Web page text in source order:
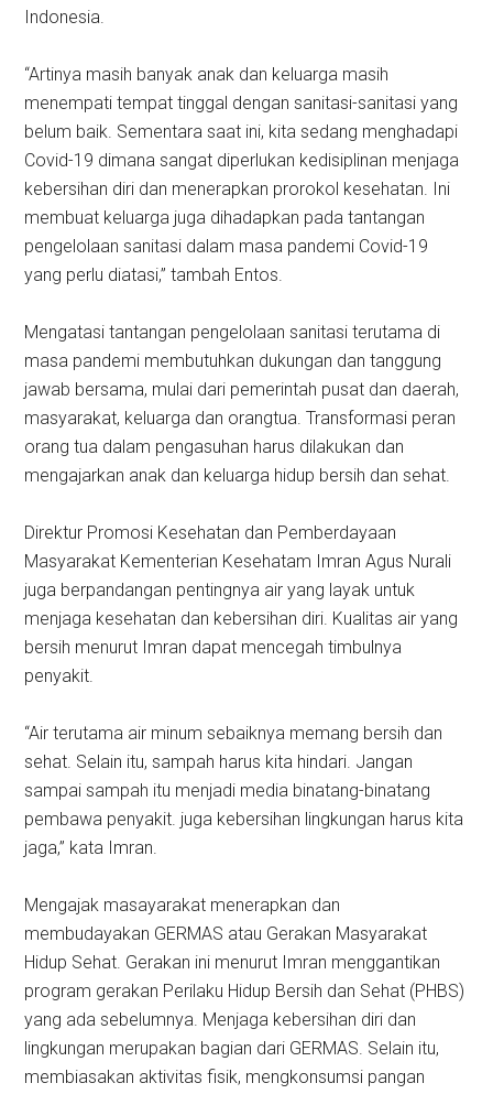
Indonesia.
“Artinya masih banyak anak dan keluarga masih
menempati tempat tinggal dengan sanitasi-sanitasi yang
belum baik. Sementara saat ini, kita sedang menghadapi
Covid-19 dimana sangat diperlukan kedisiplinan menjaga
kebersihan diri dan menerapkan prorokol kesehatan. Ini
membuat keluarga juga dihadapkan pada tantangan
pengelolaan sanitasi dalam masa pandemi Covid-19
yang perlu diatasi,” tambah Entos.
Mengatasi tantangan pengelolaan sanitasi terutama di
masa pandemi membutuhkan dukungan dan tanggung
jawab bersama, mulai dari pemerintah pusat dan daerah,
masyarakat, keluarga dan orangtua. Transformasi peran
orang tua dalam pengasuhan harus dilakukan dan
mengajarkan anak dan keluarga hidup bersih dan sehat.
Direktur Promosi Kesehatan dan Pemberdayaan
Masyarakat Kementerian Kesehatam Imran Agus Nurali
juga berpandangan pentingnya air yang layak untuk
menjaga kesehatan dan kebersihan diri. Kualitas air yang
bersih menurut Imran dapat mencegah timbulnya
penyakit.
“Air terutama air minum sebaiknya memang bersih dan
sehat. Selain itu, sampah harus kita hindari. Jangan
sampai sampah itu menjadi media binatang-binatang
pembawa penyakit. juga kebersihan lingkungan harus kita
jaga,” kata Imran.
Mengajak masayarakat menerapkan dan
membudayakan GERMAS atau Gerakan Masyarakat
Hidup Sehat. Gerakan ini menurut Imran menggantikan
program gerakan Perilaku Hidup Bersih dan Sehat (PHBS)
yang ada sebelumnya. Menjaga kebersihan diri dan
lingkungan merupakan bagian dari GERMAS. Selain itu,
membiasakan aktivitas fisik, mengkonsumsi pangan